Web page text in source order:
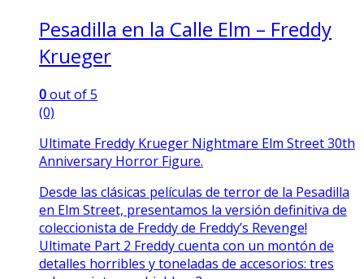
Pesadilla en la Calle Elm – Freddy
Krueger
0out of 5
(0)
Ultimate Freddy Krueger Nightmare Elm Street 30th
Anniversary Horror Figure.
Desde las clásicas películas de terror de la Pesadilla
en Elm Street, presentamos la versión definitiva de
coleccionista de Freddy de Freddy’s Revenge!
Ultimate Part 2 Freddy cuenta con un montón de
detalles horribles y toneladas de accesorios: tres